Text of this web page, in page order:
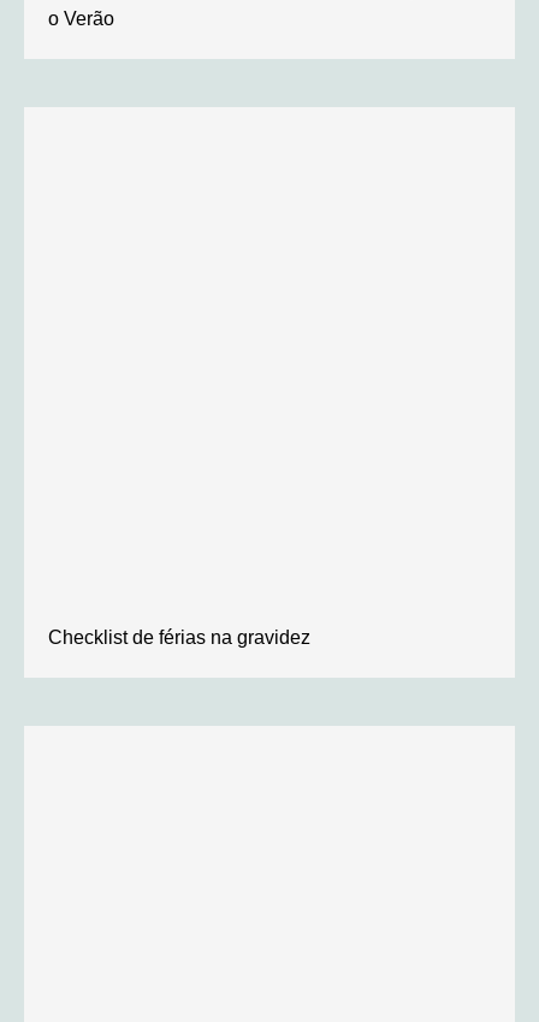
o Verão
Checklist de férias na gravidez